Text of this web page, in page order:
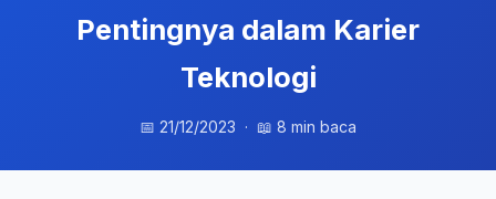
Pentingnya dalam Karier
Teknologi
📅 21/12/2023 · 📖 8 min baca